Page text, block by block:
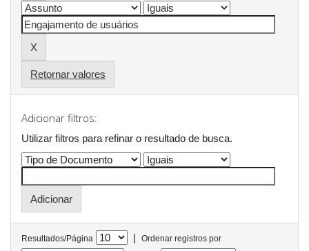
Retornar valores
Adicionar filtros:
Utilizar filtros para refinar o resultado de busca.
Resultados/Página |
Ordenar registros por